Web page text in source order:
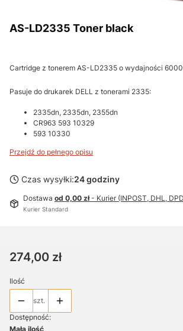
AS-LD2335 Toner black
Cartridge z tonerem AS-LD2335 o wydajności
Pasuje do drukarek DELL z tonerami 2335:
2335dn, 2335dn, 2355dn
CR963 593 10329
593 10330
Przejdź do pełnego opisu
Czas wysyłki:24 godziny
Dostawa od 0,00 zł- Kurier (INPOST, DHL,
Kurier Standard
Cena
274,00 zł
Ilość
szt.
Dostępność:
Mała ilość